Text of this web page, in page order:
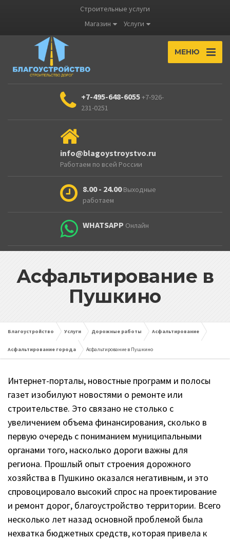
Строительные услуги
Магазин
Услуги
МЕНЮ
+7-495-648-6055+7-926-
231-0251
info@blagoystroystvo.ru
Работаем по всей России
8.00 - 24.00 Выходные
работаем
WHATSAPP Онлайн
Асфальтирование в
Пушкино
Благоустройство Услуги Дорожные работы Асфальтирование
Асфальтирование города Асфальтирование в Пушкино
Интернет-порталы, новостные программ и полосы
газет изобилуют новостями о ремонте или
строительстве. Это связано не столько с
увеличением объема финансирования, сколько в
первую очередь с пониманием муниципальными
органами того, насколько дороги важны для
региона. Прошлый опыт строения дорожного
хозяйства в Пушкино оказался негативным, и это
спровоцировало высокий спрос на проектирование
и ремонт дорог, благоустройство территории. Всего
несколько лет назад основной проблемой была
нехватка бюджетных средств, которая привела к